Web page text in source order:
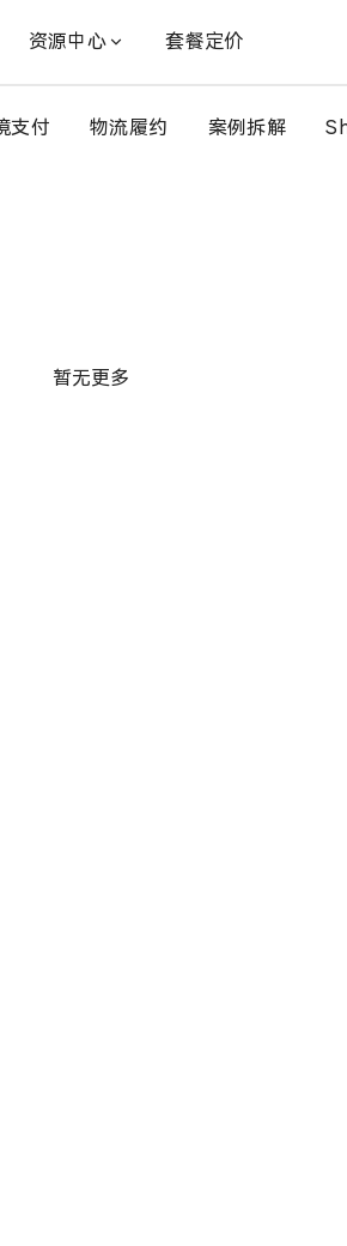
资源中心 套餐定价
支付 物流履约 案例拆解
暂无更多